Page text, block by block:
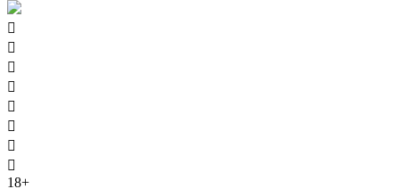








18+